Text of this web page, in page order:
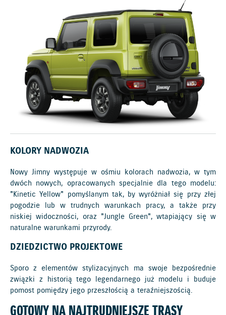
KOLORY NADWOZIA
Nowy Jimny występuje w ośmiu kolorach nadwozia, w tym
dwóch nowych, opracowanych specjalnie dla tego modelu:
"Kinetic Yellow" pomyślanym tak, by wyróżniał się przy złej
pogodzie lub w trudnych warunkach pracy, a także przy
niskiej widoczności, oraz "Jungle Green", wtapiający się w
naturalne warunkami przyrody.
DZIEDZICTWO PROJEKTOWE
Sporo z elementów stylizacyjnych ma swoje bezpośrednie
związki z historią tego legendarnego już modelu i buduje
pomost pomiędzy jego przeszłością a teraźniejszością.